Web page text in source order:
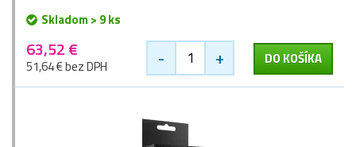
Skladom > 9 ks
63,52 €
51,64 € bez DPH - + DO KOŠÍKA